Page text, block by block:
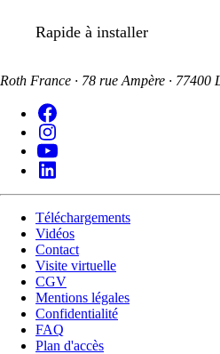
Rapide à installer
Roth France · 78 rue Ampère · 77400
Téléchargements
Vidéos
Contact
Visite virtuelle
CGV
Mentions légales
Confidentialité
FAQ
Plan d'accès